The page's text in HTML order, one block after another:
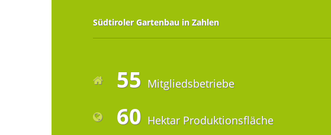
Südtiroler Gartenbau in Zahlen
55 Mitgliedsbetriebe
60 Hektar Produktionsfläche